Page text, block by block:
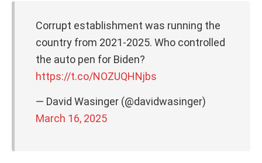
Corrupt establishment was running the
country from 2021-2025. Who controlled
the auto pen for Biden?
https://t.co/NOZUQHNjbs
— David Wasinger (@davidwasinger)
March 16, 2025